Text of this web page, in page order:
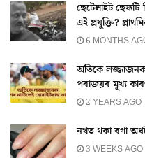
ছেটেলাইট
এই প্ৰযুক্তি?
6 MONTHS
অতিকে লজ্জাজনক!
পৰাজয়ৰ মূখ্য
2 YEARS AGO
নখত থকা বগা
3 WEEKS AGO